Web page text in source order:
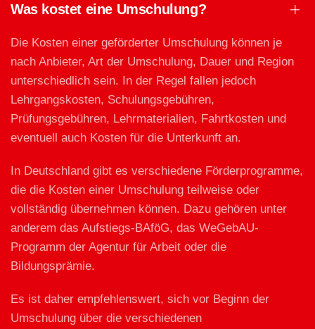
Was kostet eine Umschulung?
Die Kosten einer geförderter Umschulung können je
nach Anbieter, Art der Umschulung, Dauer und Region
unterschiedlich sein. In der Regel fallen jedoch
Lehrgangskosten, Schulungsgebühren,
Prüfungsgebühren, Lehrmaterialien, Fahrtkosten und
eventuell auch Kosten für die Unterkunft an.
In Deutschland gibt es verschiedene Förderprogramme,
die die Kosten einer Umschulung teilweise oder
vollständig übernehmen können. Dazu gehören unter
anderem das Aufstiegs-BAföG, das WeGebAU-
Programm der Agentur für Arbeit oder die
Bildungsprämie.
Es ist daher empfehlenswert, sich vor Beginn der
Umschulung über die verschiedenen